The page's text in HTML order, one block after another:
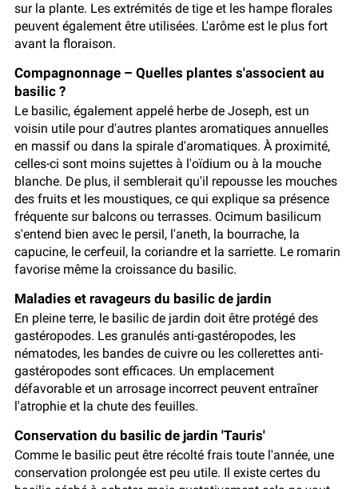
sur la plante. Les extrémités de tige et les hampe florales
peuvent également être utilisées. L'arôme est le plus fort
avant la floraison.
Compagnonnage – Quelles plantes s'associent au
basilic ?
Le basilic, également appelé herbe de Joseph, est un
voisin utile pour d'autres plantes aromatiques annuelles
en massif ou dans la spirale d'aromatiques. À proximité,
celles-ci sont moins sujettes à l'oïdium ou à la mouche
blanche. De plus, il semblerait qu'il repousse les mouches
des fruits et les moustiques, ce qui explique sa présence
fréquente sur balcons ou terrasses. Ocimum basilicum
s'entend bien avec le persil, l'aneth, la bourrache, la
capucine, le cerfeuil, la coriandre et la sarriette. Le romarin
favorise même la croissance du basilic.
Maladies et ravageurs du basilic de jardin
En pleine terre, le basilic de jardin doit être protégé des
gastéropodes. Les granulés anti-gastéropodes, les
nématodes, les bandes de cuivre ou les collerettes anti-
gastéropodes sont efficaces. Un emplacement
défavorable et un arrosage incorrect peuvent entraîner
l'atrophie et la chute des feuilles.
Conservation du basilic de jardin 'Tauris'
Comme le basilic peut être récolté frais toute l'année, une
conservation prolongée est peu utile. Il existe certes du